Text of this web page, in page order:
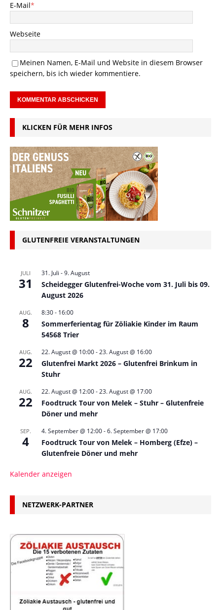
E-Mail*
Webseite
Meinen Namen, E-Mail und Website in diesem Browser
speichern, bis ich wieder kommentiere.
KLICKEN FÜR MEHR INFOS
GLUTENFREIE VERANSTALTUNGEN
JULI
31
31. Juli -9. August
Scheidegger Glutenfrei-Woche vom 31. Juli bis 09.
August 2026
AUG.
8
8:30- 16:00
Sommerferientag für Zöliakie Kinder im Raum
54568 Trier
AUG.
22
22. August @ 10:00-23. August @ 16:00
Glutenfrei Markt 2026 – Glutenfrei Brinkum in
Stuhr
AUG.
22
22. August @ 12:00-23. August @ 17:00
Foodtruck Tour von Melek – Stuhr – Glutenfreie
Döner und mehr
SEP.
4
4. September @ 12:00-6. September @ 17:00
Foodtruck Tour von Melek – Homberg (Efze) –
Glutenfreie Döner und mehr
Kalender anzeigen
NETZWERK-PARTNER